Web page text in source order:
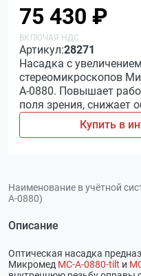
75 430 ₽
Артикул:28271
Насадка с
стереомикроскопов
А-0880. Повышает
поля зрения, снижает
Купить в
Наименование в учётной
A-0880)
Описание
Оптическая насадка
Микромед MC-А-0880-tilt и